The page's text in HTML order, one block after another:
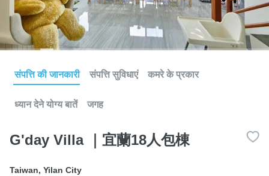
संपत्ति की जानकारी संपत्ति सुविधाएं कमरे के प्रकार
ध्यान देने योग्य बातें जगह
G'day Villa ｜宜蘭18人包棟
Taiwan, Yilan City